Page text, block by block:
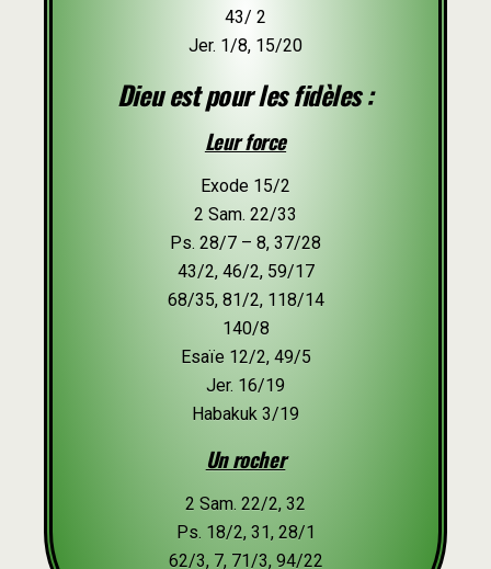
43/ 2
Jer. 1/8, 15/20
Dieu est pour les fidèles :
Leur force
Exode 15/2
2 Sam. 22/33
Ps. 28/7 – 8, 37/28
43/2, 46/2, 59/17
68/35, 81/2, 118/14
140/8
Esaïe 12/2, 49/5
Jer. 16/19
Habakuk 3/19
Un rocher
2 Sam. 22/2, 32
Ps. 18/2, 31, 28/1
62/3, 7, 71/3, 94/22